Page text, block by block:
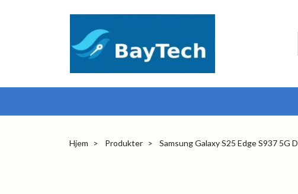
Hjem Produkter Samsung Galaxy S25 Edge S937 5G